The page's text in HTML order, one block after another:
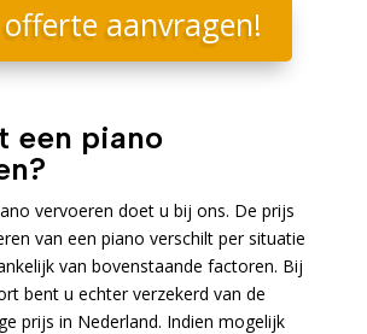
aanvragen!
een piano
vervoeren doet u bij ons. De prijs
van een piano verschilt per situatie
van bovenstaande factoren. Bij
bent u echter verzekerd van de
prijs in Nederland. Indien mogelijk